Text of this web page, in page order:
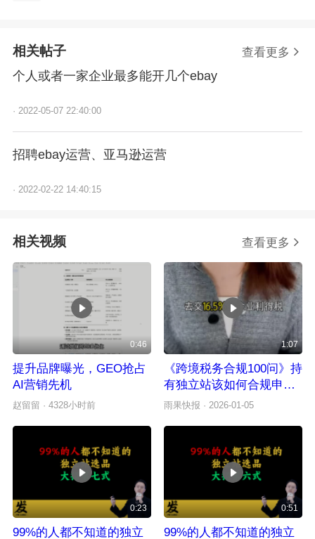
相关帖子 查看更多
个人或者一家企业最多能开几个ebay
· 2022-05-07 22:40:00
招聘ebay运营、亚马逊运营
· 2022-02-22 14:40:15
相关视频 查看更多
0:46
提升品牌曝光，GEO抢占
AI营销先机
赵留留 · 4328小时前
1:07
《跨境税务合规100问》持
有独立站该如何合规申报
增值税
雨果快报 · 2026-01-05
0:23
99%的人都不知道的独立
0:51
99%的人都不知道的独立